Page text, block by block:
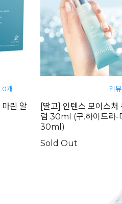
0개
마린 알
리
[딸고] 인텐스 모이스처
럼 30ml (구.하이드라-
30ml)
Sold Out